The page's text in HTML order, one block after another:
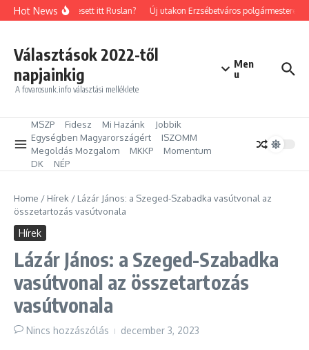
Ugrás a tartalomhoz
Hot NewsMit keresett itt Ruslan? Új utakon Erzsébetváros polgármestere:
Választások 2022-től
napjainkig
A fovarosunk.info választási melléklete
Men
u
MSZP Fidesz Mi Hazánk
Jobbik
Egységben Magyarországért
ISZOMM
Megoldás Mozgalom
MKKP
Momentum
DK
NÉP
Home / Hírek / Lázár János: a Szeged-Szabadka vasútvonal az
összetartozás vasútvonala
Hírek
Lázár János: a Szeged-Szabadka
vasútvonal az összetartozás
vasútvonala
Nincs hozzászólás december 3, 2023